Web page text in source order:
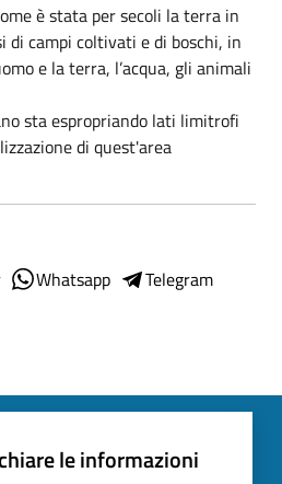
è stata per secoli la terra in
campi coltivati e di boschi, in
e la terra, l’acqua, gli animali
sta espropriando lati limitrofi
di quest'area
Whatsapp
Telegram
le informazioni